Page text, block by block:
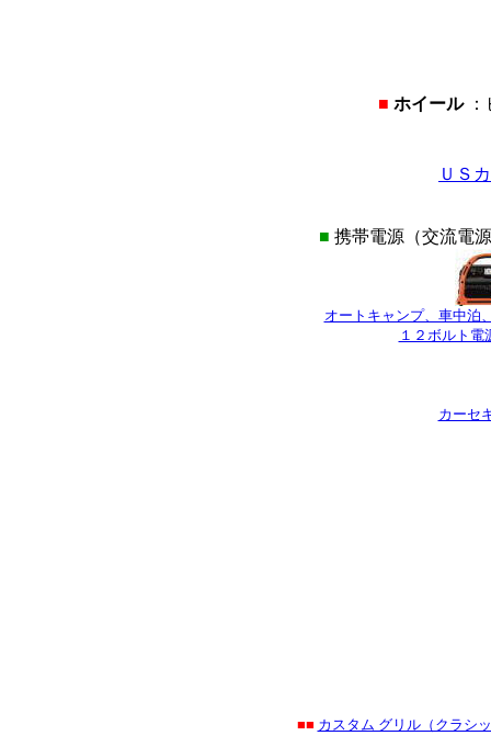
■ ホイール：
ＵＳ
■ 携帯電源（交流電
オートキャンプ、車中泊
１２ボルト
カーセ
■■ カスタム グリル（クラシ